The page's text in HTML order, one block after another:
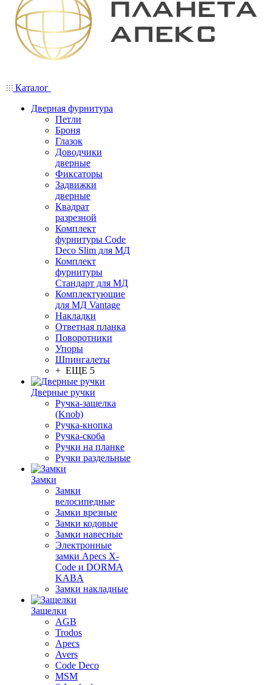
Каталог
Дверная фурнитура
Петли
Броня
Глазок
Доводчики
дверные
Фиксаторы
Задвижки
дверные
Квадрат
разрезной
Комплект
фурнитуры Code
Deco Slim для МД
Комплект
фурнитуры
Стандарт для МД
Комплектующие
для МД Vantage
Накладки
Ответная планка
Поворотники
Упоры
Шпингалеты
+ ЕЩЕ 5
Дверные ручки
Ручка-защелка
(Knob)
Ручка-кнопка
Ручка-скоба
Ручки на планке
Ручки раздельные
Замки
Замки
велосипедные
Замки врезные
Замки кодовые
Замки навесные
Электронные
замки Apecs X-
Code и DORMA
KABA
Замки накладные
Защелки
AGB
Trodos
Apecs
Avers
Code Deco
MSM